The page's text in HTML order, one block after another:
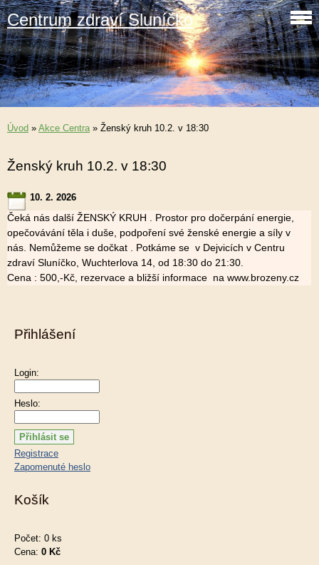
Centrum zdraví Sluníčko
Úvod » Akce Centra» Ženský kruh 10.2. v 18:30
Ženský kruh 10.2. v 18:30
10. 2. 2026
Čeká nás další ŽENSKÝ KRUH . Prostor pro dočerpání energie,
opečovávání těla i duše, podpoření své ženské energie a síly v
nás. Nemůžeme se dočkat . Potkáme se v Dejvicích v Centru
zdraví Sluníčko, Wuchterlova 14, od 18:30 do 21:30.
Cena : 500,-Kč, rezervace a bližší informace na www.brozeny.cz
Přihlášení
Login:
Heslo:
Registrace
Zapomenuté heslo
Košík
Počet: 0 ks
Cena: 0 Kč